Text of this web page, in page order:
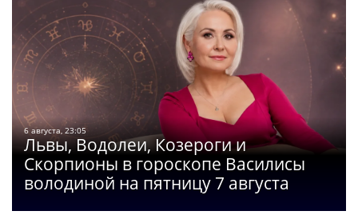
6 августа, 23:05
Львы, Водолеи, Козероги и
Скорпионы в гороскопе Василисы
володиной на пятницу 7 августа